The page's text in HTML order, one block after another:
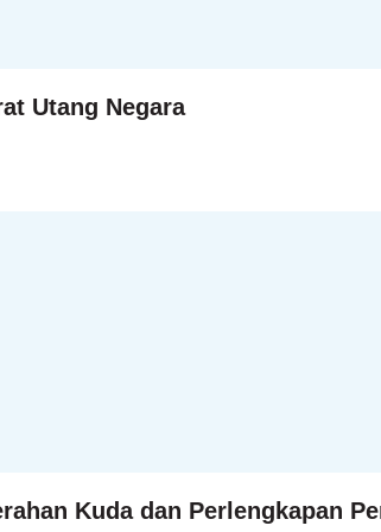
Utang Negara
Kuda dan Perlengkapan